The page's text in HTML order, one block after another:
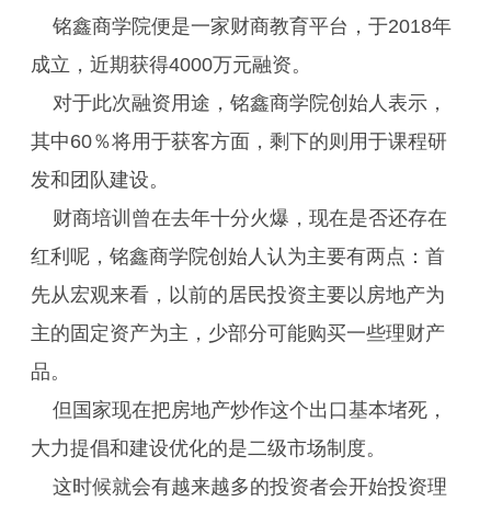
铭鑫商学院便是一家财商教育平台，于2018年
成立，近期获得4000万元融资。
对于此次融资用途，铭鑫商学院创始人表示，
其中60％将用于获客方面，剩下的则用于课程研
发和团队建设。
财商培训曾在去年十分火爆，现在是否还存在
红利呢，铭鑫商学院创始人认为主要有两点：首
先从宏观来看，以前的居民投资主要以房地产为
主的固定资产为主，少部分可能购买一些理财产
品。
但国家现在把房地产炒作这个出口基本堵死，
大力提倡和建设优化的是二级市场制度。
这时候就会有越来越多的投资者会开始投资理